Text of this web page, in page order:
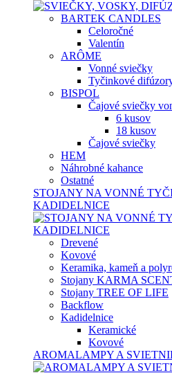
BARTEK CANDLES
Celoročné
Valentín
ARÔME
Vonné sviečky
Tyčinkové
BISPOL
Čajové sviečky
6 kusov
18 kusov
Čajové sviečky
HEM
Náhrobné kahance
Ostatné
STOJANY NA VONNÉ
KADIDELNICE
Drevené
Kovové
Keramika, kameň a
Stojany KARMA
Stojany TREE OF LIFE
Backflow
Kadidelnice
Keramické
Kovové
AROMALAMPY A